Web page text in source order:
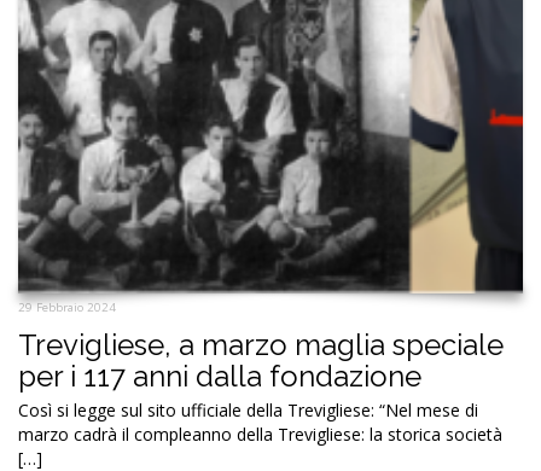
29 Febbraio 2024
Trevigliese, a marzo maglia speciale
per i 117 anni dalla fondazione
Così si legge sul sito ufficiale della Trevigliese: “Nel mese di
marzo cadrà il compleanno della Trevigliese: la storica società
[…]